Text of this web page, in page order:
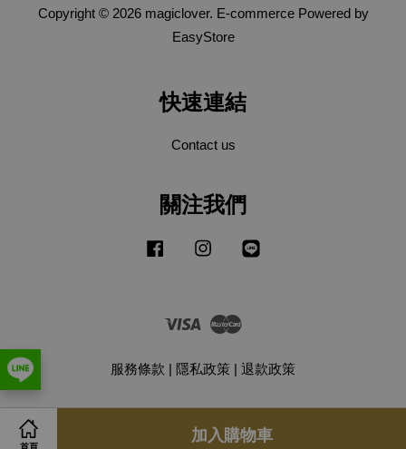
首頁
加入購物車
Copyright © 2026 magiclover. E-commerce Powered by
EasyStore
快速連結
Contact us
關注我們
Facebook Instagram
Visa
服務條款 | 隱私政策 | 退款政策